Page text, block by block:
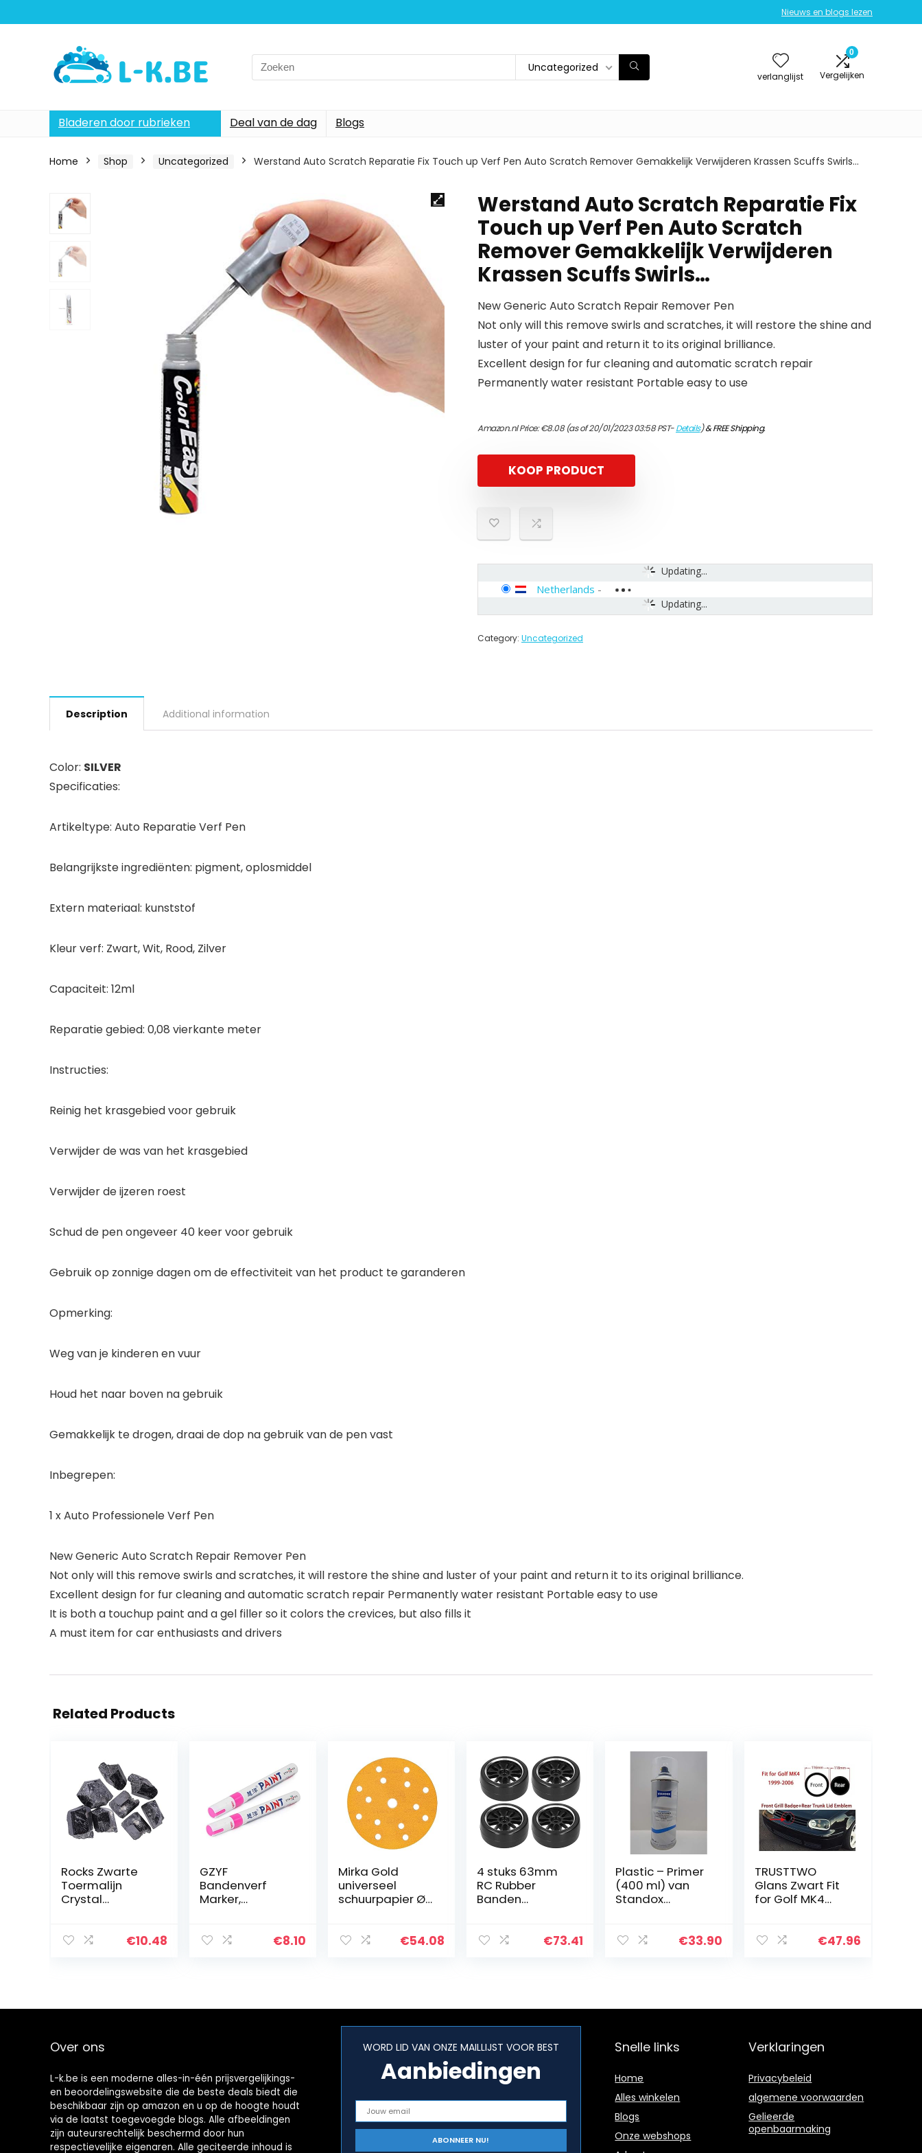
Nieuws en blogs lezen
Search
for:
Uncategorized
verlanglijst
0
Vergelijken
Bladeren door rubrieken Deal van de dag Blogs
Home Shop Uncategorized Werstand Auto Scratch Reparatie Fix Touch up Verf Pen Auto Scratch Remover Gemakkelijk Verwijderen Krassen Scuffs Swirls…
Werstand Auto Scratch Reparatie Fix
Touch up Verf Pen Auto Scratch
Remover Gemakkelijk Verwijderen
Krassen Scuffs Swirls…
New Generic Auto Scratch Repair Remover Pen
Not only will this remove swirls and scratches, it will restore the shine and
luster of your paint and return it to its original brilliance.
Excellent design for fur cleaning and automatic scratch repair
Permanently water resistant Portable easy to use
Amazon.nl Price:€8.08(as of 20/01/2023 03:58 PST-Details)&FREE Shipping.
KOOP PRODUCT
Updating...
Updating...
Netherlands -
Category: Uncategorized
Description Additional information
Color: SILVER
Specificaties:
Artikeltype: Auto Reparatie Verf Pen
Belangrijkste ingrediënten: pigment, oplosmiddel
Extern materiaal: kunststof
Kleur verf: Zwart, Wit, Rood, Zilver
Capaciteit: 12ml
Reparatie gebied: 0,08 vierkante meter
Instructies:
Reinig het krasgebied voor gebruik
Verwijder de was van het krasgebied
Verwijder de ijzeren roest
Schud de pen ongeveer 40 keer voor gebruik
Gebruik op zonnige dagen om de effectiviteit van het product te garanderen
Opmerking:
Weg van je kinderen en vuur
Houd het naar boven na gebruik
Gemakkelijk te drogen, draai de dop na gebruik van de pen vast
Inbegrepen:
1 x Auto Professionele Verf Pen
New Generic Auto Scratch Repair Remover Pen
Not only will this remove swirls and scratches, it will restore the shine and luster of your paint and return it to its original brilliance.
Excellent design for fur cleaning and automatic scratch repair Permanently water resistant Portable easy to use
It is both a touchup paint and a gel filler so it colors the crevices, but also fills it
A must item for car enthusiasts and drivers
Related Products
Rocks Zwarte
Toermalijn
Crystal
Polijsten Wire
€10.48
GZYF
Bandenverf
Marker,
Band Pen –
Type…
€8.10
Mirka Gold
universeel
schuurpapier Ø
klittenband 15-
€54.08
4 stuks 63mm
RC Rubber
Banden
RC Auto
€73.41
Plastic – Primer
(400 ml) van
Standox
€33.90
TRUSTTWO
Glans Zwart Fit
for Golf MK4
Badge + 118mm
€47.96
Over ons
L-k.be is een moderne alles-in-één prijsvergelijkings-
en beoordelingswebsite die de beste deals biedt die
beschikbaar zijn op amazon en u op de hoogte houdt
via de laatst toegevoegde blogs. Alle afbeeldingen
zijn auteursrechtelijk beschermd door hun
respectievelijke eigenaren. Alle geciteerde inhoud is
WORD LID VAN ONZE MAILLIJST VOOR BEST
Aanbiedingen
Snelle links
Home
Alles winkelen
Blogs
Onze webshops
Verklaringen
Privacybeleid
algemene voorwaarden
Gelieerde
openbaarmaking